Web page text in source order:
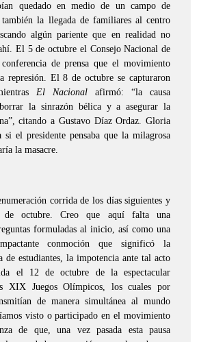
quedado en medio de un campo de
también la llegada de familiares al centro
algún pariente que en realidad no
El 5 de octubre el Consejo Nacional de
de prensa que el movimiento
represión. El 8 de octubre se capturaron
El Nacional afirmó: “la causa
la sinrazón bélica y a asegurar la
citando a Gustavo Díaz Ordaz. Gloria
si el presidente pensaba que la milagrosa
la masacre.
corrida de los días siguientes y
octubre. Creo que aquí falta una
formuladas al inicio, así como una
conmoción que significó la
de estudiantes, la impotencia ante tal acto
el 12 de octubre de la espectacular
XIX Juegos Olímpicos, los cuales por
de manera simultánea al mundo
visto o participado en el movimiento
de que, una vez pasada esta pausa